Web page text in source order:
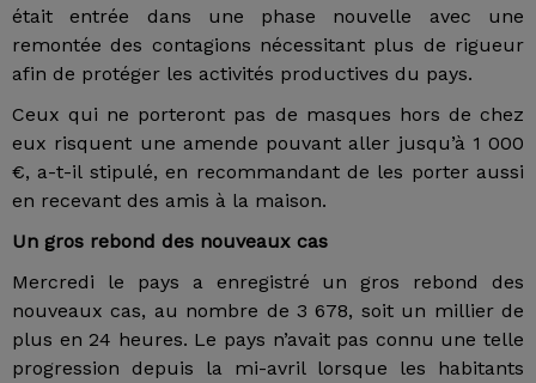
était entrée dans une phase nouvelle avec une
remontée des contagions nécessitant plus de rigueur
afin de protéger les activités productives du pays.
Ceux qui ne porteront pas de masques hors de chez
eux risquent une amende pouvant aller jusqu’à 1 000
€, a-t-il stipulé, en recommandant de les porter aussi
en recevant des amis à la maison.
Un gros rebond des nouveaux cas
Mercredi le pays a enregistré un gros rebond des
nouveaux cas, au nombre de 3 678, soit un millier de
plus en 24 heures. Le pays n’avait pas connu une telle
progression depuis la mi-avril lorsque les habitants